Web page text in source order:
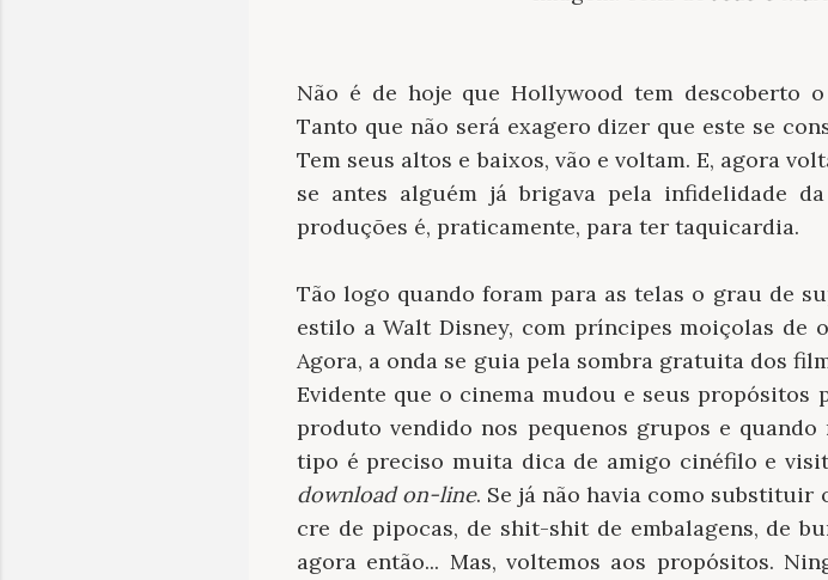
Não é de hoje que Hollywood tem descoberto
Tanto que não será exagero dizer que este se
Tem seus altos e baixos, vão e voltam. E, agora
se antes alguém já brigava pela infidelidade
produções é, praticamente, para ter taquicardia.
Tão logo quando foram para as telas o grau de
estilo a Walt Disney, com príncipes moiçolas de
Agora, a onda se guia pela sombra gratuita dos
Evidente que o cinema mudou e seus propósitos
produto vendido nos pequenos grupos e
tipo é preciso muita dica de amigo cinéfilo e
download on-line. Se já não havia como
cre de pipocas, de shit-shit de embalagens, de
agora então... Mas, voltemos aos propósitos.